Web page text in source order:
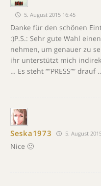
5. August 2015 16:45
Danke für den schönen
:)P.S.: Sehr gute Wahl
nehmen, um genauer zu
ihr unterstützt mich
… Es steht “”PRESS”” drauf
Seska1973 5. August
Nice 🙂